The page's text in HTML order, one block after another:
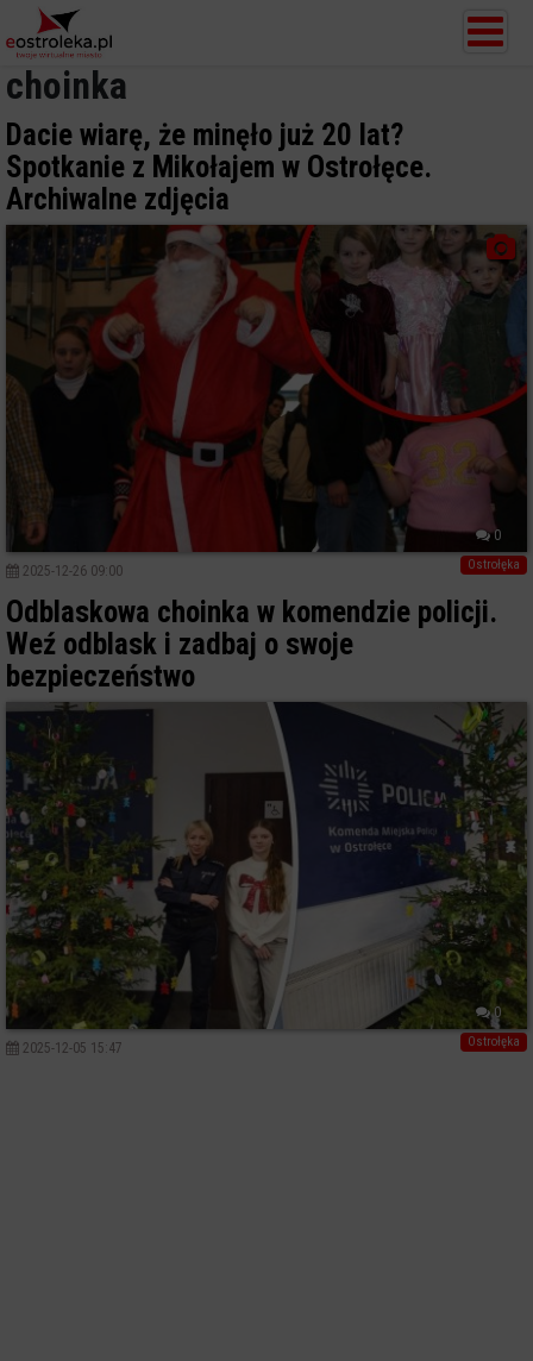
choinka
Dacie wiarę, że minęło już 20 lat?
Spotkanie z Mikołajem w Ostrołęce.
Archiwalne zdjęcia
0
Ostrołęka
2025-12-26 09:00
Odblaskowa choinka w komendzie policji.
Weź odblask i zadbaj o swoje
bezpieczeństwo
0
Ostrołęka
2025-12-05 15:47